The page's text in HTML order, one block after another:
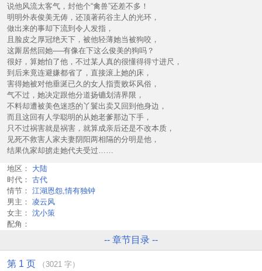
说他风流太客气，封他个“禽兽”还差不多！
明明外表俊美无俦，还顶著药谷主人的光环，
做出来的事却下流到令人发指，
且脸皮之厚冠绝天下，被他轻薄她当被狗咬，
这厮居然回她──有像在下这么俊美的狗吗？
很好，算她怕了他，不过某人真的很懂得得寸进尺，
到后来竟连避嫌都省了，直接滚上她的床，
害得她被对他垂涎已久的女人指责败坏风俗，
气不过，她决定跟他分道扬镳划清界限，
不料却遭被美色迷惑的丫鬟出卖又回到他身边，
而且这回有人学聪明的从她老爹那边下手，
只不过祸害就是祸害，就算成亲后还是不改本质，
见死不救害人家夫妻阴阳两相隔的分明是他，
结果仇家却掳走她代夫受过……
地区：
大陆
时代： 古代
情节： 江湖恩怨,情有独钟
男主： 凌云风
女主： 沈小策
配角：
-- 章节目录 --
第 1 页 （3021 字）